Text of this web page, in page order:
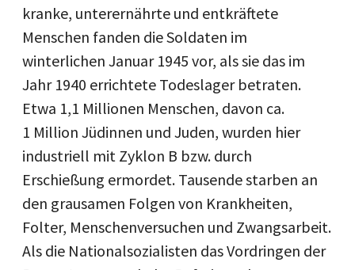
kranke, unterernährte und entkräftete
Menschen fanden die Soldaten im
winterlichen Januar 1945 vor, als sie das im
Jahr 1940 errichtete Todeslager betraten.
Etwa 1,1 Millionen Menschen, davon ca.
1 Million Jüdinnen und Juden, wurden hier
industriell mit Zyklon B bzw. durch
Erschießung ermordet. Tausende starben an
den grausamen Folgen von Krankheiten,
Folter, Menschenversuchen und Zwangsarbeit.
Als die Nationalsozialisten das Vordringen der